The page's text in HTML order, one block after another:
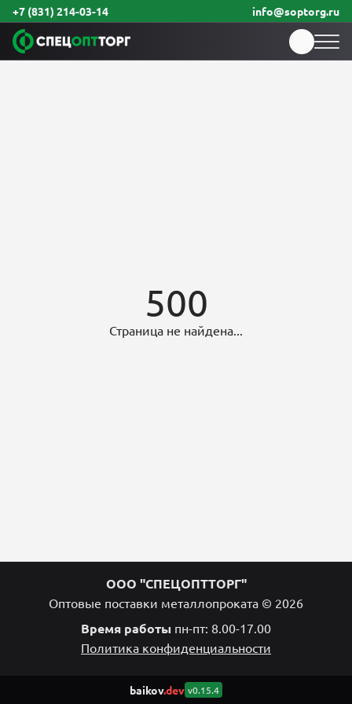
+7 (831) 214-03-14 info@soptorg.ru
500
Страница не найдена...
ООО "СПЕЦОПТТОРГ"
Оптовые поставки металлопроката © 2026
Время работы пн-пт: 8.00-17.00
Политика конфиденциальности
baikov.dev v0.15.4